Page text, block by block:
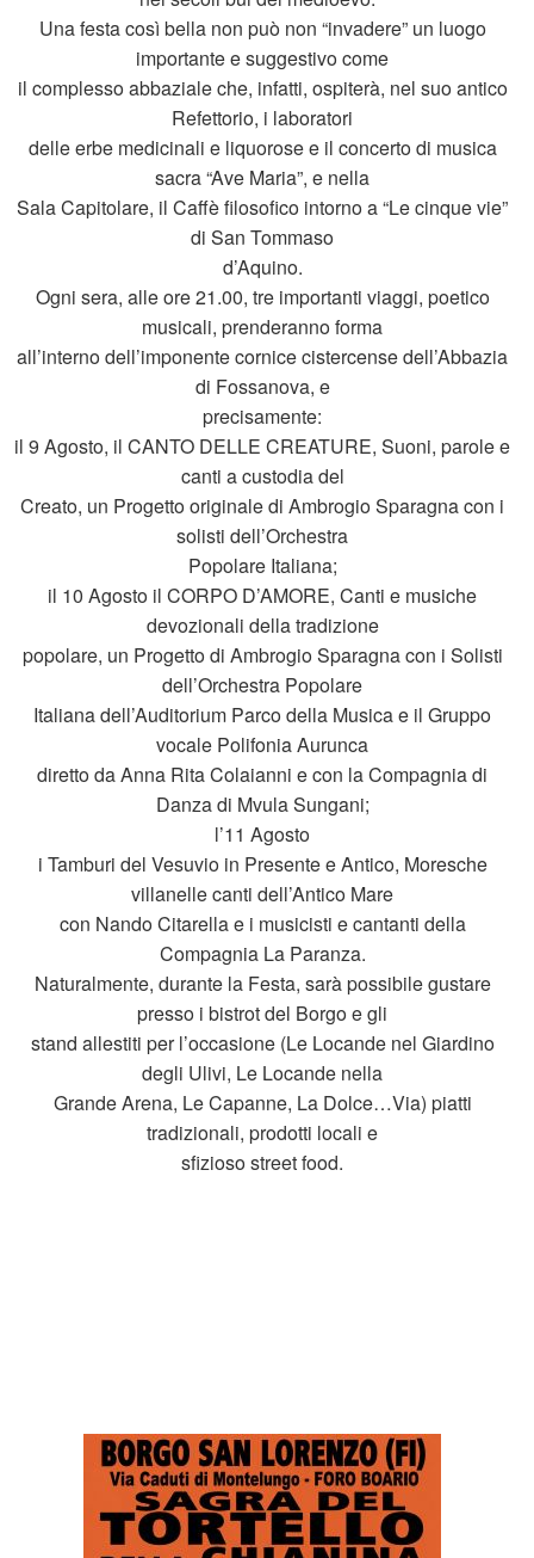
Una festa così bella non può non “invadere” un luogo
importante e suggestivo come
il complesso abbaziale che, infatti, ospiterà, nel suo antico
Refettorio, i laboratori
delle erbe medicinali e liquorose e il concerto di musica
sacra “Ave Maria”, e nella
Sala Capitolare, il Caffè filosofico intorno a “Le cinque vie”
di San Tommaso
d’Aquino.
Ogni sera, alle ore 21.00, tre importanti viaggi, poetico
musicali, prenderanno forma
all’interno dell’imponente cornice cistercense dell’Abbazia
di Fossanova, e
precisamente:
il 9 Agosto, il CANTO DELLE CREATURE, Suoni, parole e
canti a custodia del
Creato, un Progetto originale di Ambrogio Sparagna con i
solisti dell’Orchestra
Popolare Italiana;
il 10 Agosto il CORPO D’AMORE, Canti e musiche
devozionali della tradizione
popolare, un Progetto di Ambrogio Sparagna con i Solisti
dell’Orchestra Popolare
Italiana dell’Auditorium Parco della Musica e il Gruppo
vocale Polifonia Aurunca
diretto da Anna Rita Colaianni e con la Compagnia di
Danza di Mvula Sungani;
l’11 Agosto
i Tamburi del Vesuvio in Presente e Antico, Moresche
villanelle canti dell’Antico Mare
con Nando Citarella e i musicisti e cantanti della
Compagnia La Paranza.
Naturalmente, durante la Festa, sarà possibile gustare
presso i bistrot del Borgo e gli
stand allestiti per l’occasione (Le Locande nel Giardino
degli Ulivi, Le Locande nella
Grande Arena, Le Capanne, La Dolce…Via) piatti
tradizionali, prodotti locali e
sfizioso street food.